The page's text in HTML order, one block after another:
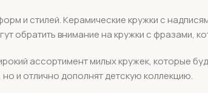
и стилей. Керамические кружки с
обратить внимание на кружки с фразами,
ассортимент милых кружек, которые
и отлично дополнят детскую коллекцию.